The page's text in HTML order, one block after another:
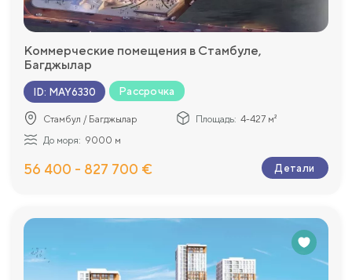
Коммерческие помещения в Стамбуле,
Багджылар
ID: MAY6330 Рассрочка
Стамбул / Багджылар Площадь: 4-427 м²
До моря: 9000 м
56 400 - 827 700 € Детали